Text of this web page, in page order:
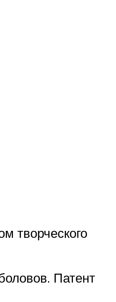
творческого
Патент